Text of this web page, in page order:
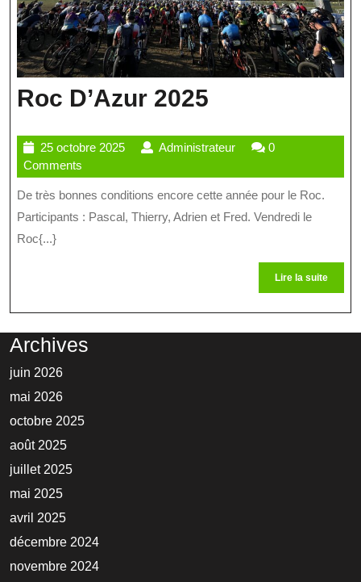
Roc D’Azur 2025
2025
25 octobre 202525
2025
AdministrateurAdministrateur
0
Comments
De très bonnes conditions encore cette année pour le Roc.
Participants : Pascal, Thierry, Adrien et Fred. Vendredi le
Roc{...}
Lire la suiteLire
la
Archives
juin 2026
mai 2026
octobre 2025
août 2025
juillet 2025
mai 2025
avril 2025
décembre 2024
novembre 2024